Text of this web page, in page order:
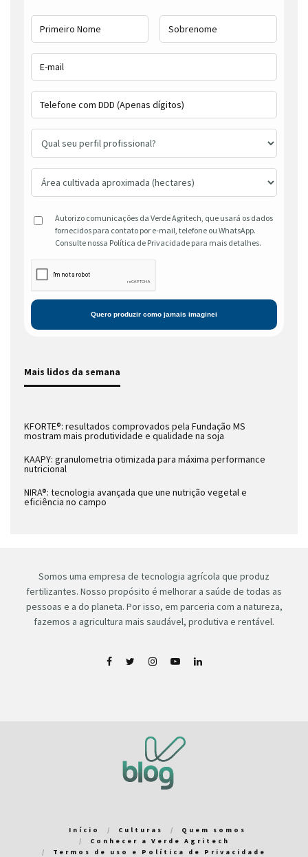
Autorizo comunicações da Verde Agritech, que usará os dados
fornecidos para contato por e-mail, telefone ou WhatsApp.
Consulte nossa Política de Privacidade para mais detalhes.
Mais lidos da semana
KFORTE®: resultados comprovados pela Fundação MS
mostram mais produtividade e qualidade na soja
KAAPY: granulometria otimizada para máxima performance
nutricional
NIRA®: tecnologia avançada que une nutrição vegetal e
eficiência no campo
Somos uma empresa de tecnologia agrícola que produz
fertilizantes. Nosso propósito é melhorar a saúde de todas as
pessoas e a do planeta. Por isso, em parceria com a natureza,
fazemos a agricultura mais saudável, produtiva e rentável.
Início Culturas
Quem somos
Conhecer a Verde Agritech
Termos de uso e Política de Privacidade